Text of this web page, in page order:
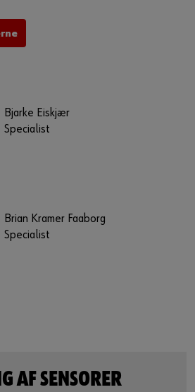
Bjarke Eiskjær
Specialist
Brian Kramer Faaborg
Specialist
AF SENSORER